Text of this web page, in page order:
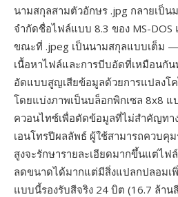
นามสกุลสามตัวอักษร .jpg กลายเป็น
จำกัดชื่อไฟล์แบบ 8.3 ของ MS-DOS
ขณะที่ .jpeg เป็นนามสกุลแบบเต็ม
เนื้อหาไฟล์และการบีบอัดที่เหมือนกัน
อัดแบบสูญเสียข้อมูลด้วยการแปลงโ
โดยแบ่งภาพเป็นบล็อกพิกเซล 8x8 แ
ควอนไทซ์เพื่อตัดข้อมูลที่ไม่สำคัญทา
เอนโทรปีผลลัพธ์ ผู้ใช้สามารถควบ
สูงจะรักษารายละเอียดมากขึ้นแต่ไ
ลดขนาดได้มากแต่มีสิ่งแปลกปลอม
แบบนี้รองรับสีจริง 24 บิต (16.7 ล้าน